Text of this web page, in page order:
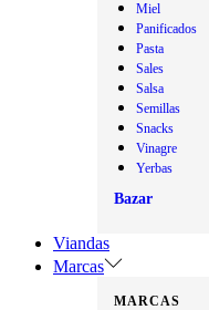
Miel
Panificados
Pasta
Sales
Salsa
Semillas
Snacks
Vinagre
Yerbas
Bazar
Viandas
Marcas
MARCAS